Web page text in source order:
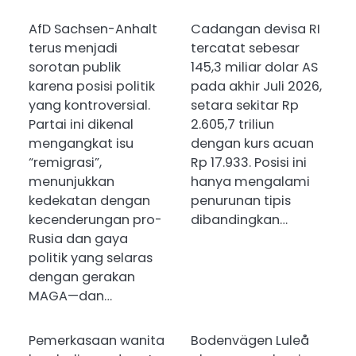
AfD Sachsen-Anhalt
terus menjadi
sorotan publik
karena posisi politik
yang kontroversial.
Partai ini dikenal
mengangkat isu
“remigrasi”,
menunjukkan
kedekatan dengan
kecenderungan pro-
Rusia dan gaya
politik yang selaras
dengan gerakan
MAGA—dan…
Cadangan devisa RI
tercatat sebesar
145,3 miliar dolar AS
pada akhir Juli 2026,
setara sekitar Rp
2.605,7 triliun
dengan kurs acuan
Rp 17.933. Posisi ini
hanya mengalami
penurunan tipis
dibandingkan…
Pemerkasaan wanita
Bodenvägen Luleå